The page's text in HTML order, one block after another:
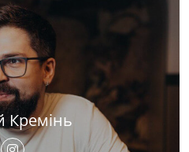
Кремінь